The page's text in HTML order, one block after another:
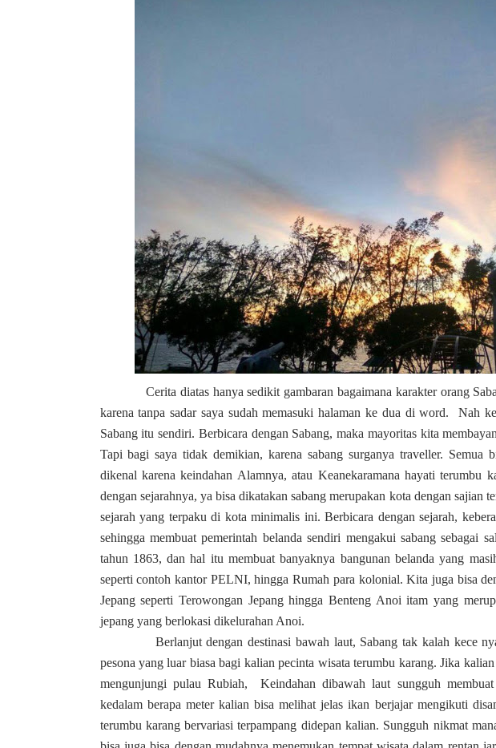
Cerita diatas hanya sedikit gambaran bagaimana karakter orang
karena tanpa sadar saya sudah memasuki halaman ke dua di word. Nah
Sabang itu sendiri. Berbicara dengan Sabang, maka mayoritas kita
Tapi bagi saya tidak demikian, karena sabang surganya traveller. Semua
dikenal karena keindahan Alamnya, atau Keanekaramana hayati terumbu
dengan sejarahnya, ya bisa dikatakan sabang merupakan kota dengan sajian
sejarah yang terpaku di kota minimalis ini. Berbicara dengan sejarah,
sehingga membuat pemerintah belanda sendiri mengakui sabang sebagai
tahun 1863, dan hal itu membuat banyaknya bangunan belanda yang
seperti contoh kantor PELNI, hingga Rumah para kolonial. Kita juga bisa
Jepang seperti Terowongan Jepang hingga Benteng Anoi itam yang
jepang yang berlokasi dikelurahan Anoi.
Berlanjut dengan destinasi bawah laut, Sabang tak kalah kece nya
pesona yang luar biasa bagi kalian pecinta wisata terumbu karang. Jika
mengunjungi pulau Rubiah, Keindahan dibawah laut sungguh
kedalam berapa meter kalian bisa melihat jelas ikan berjajar mengikuti
terumbu karang bervariasi terpampang didepan kalian. Sungguh nikmat